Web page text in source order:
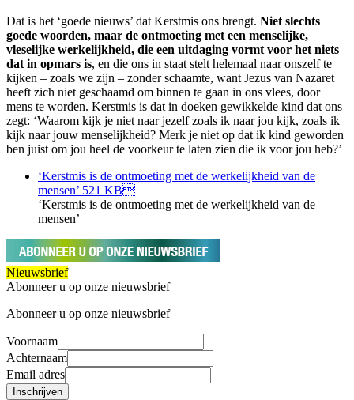
Dat is het ‘goede nieuws’ dat Kerstmis ons brengt. Niet slechts
goede woorden, maar de ontmoeting met een menselijke,
vleselijke werkelijkheid, die een uitdaging vormt voor het niets
dat in opmars is, en die ons in staat stelt helemaal naar onszelf te
kijken – zoals we zijn – zonder schaamte, want Jezus van Nazaret
heeft zich niet geschaamd om binnen te gaan in ons vlees, door
mens te worden. Kerstmis is dat in doeken gewikkelde kind dat ons
zegt: ‘Waarom kijk je niet naar jezelf zoals ik naar jou kijk, zoals ik
kijk naar jouw menselijkheid? Merk je niet op dat ik kind geworden
ben juist om jou heel de voorkeur te laten zien die ik voor jou heb?’
‘Kerstmis is de ontmoeting met de werkelijkheid van de
mensen’ 521 KB
‘Kerstmis is de ontmoeting met de werkelijkheid van de
mensen’
Nieuwsbrief
Abonneer u op onze nieuwsbrief
Abonneer u op onze nieuwsbrief
Voornaam
Achternaam
Email adres
Inschrijven